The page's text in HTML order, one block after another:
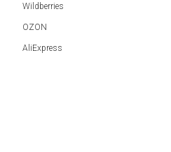
Wildberries
OZON
AliExpress